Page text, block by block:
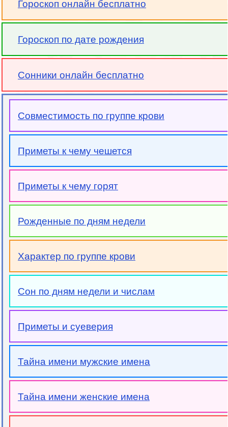
Гороскоп онлайн бесплатно
Гороскоп по дате рождения
Сонники онлайн бесплатно
Совместимость по группе крови
Приметы к чему чешется
Приметы к чему горят
Рожденные по дням недели
Характер по группе крови
Сон по дням недели и числам
Приметы и суеверия
Тайна имени мужские имена
Тайна имени женские имена